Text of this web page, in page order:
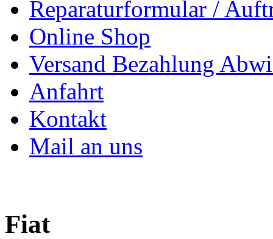
Reparaturformular /
Online Shop
Versand Bezahlung
Anfahrt
Kontakt
Mail an uns
Fiat